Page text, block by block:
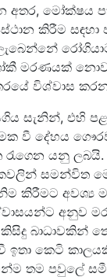
මෝක්ෂය
කිරීම
මරණයක්
විශ්වාස
සැනින්, එහි
වී දේහය
යනු ලබයි.
සමන්විත
කිරීමට
අනුව
බාධාවකින්
ඉතා කෙටි
තම පවුලේ